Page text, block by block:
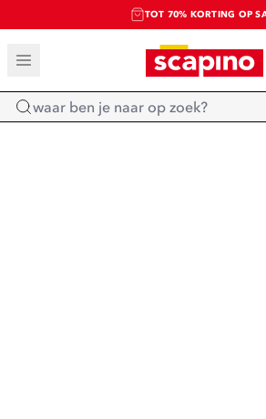
TOT 70% KORTING OP
SALE: LAATSTE KANS!
SHOP NIEUW
Home